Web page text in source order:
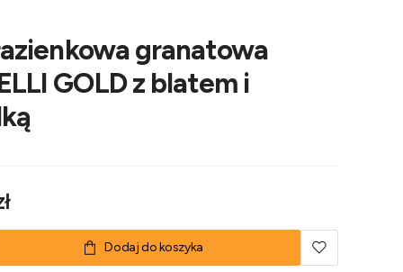
granatowa
GOLD z blatem i
Dodaj do koszyka